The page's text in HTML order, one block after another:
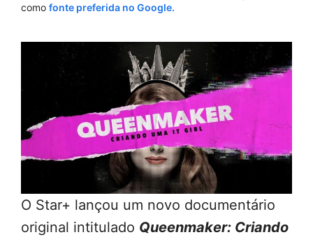
como fonte preferida no Google.
O Star+ lançou um novo documentário
original intitulado Queenmaker: Criando